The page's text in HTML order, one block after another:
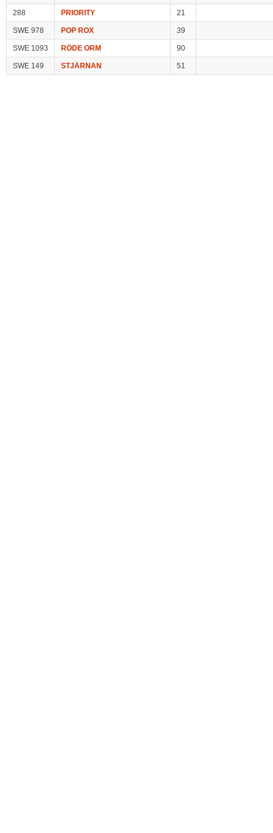
288 PRIORITY 21
SWE 978 POP ROX 39
SWE 1093 RÖDE ORM 90
SWE 149 STJÄRNAN 51